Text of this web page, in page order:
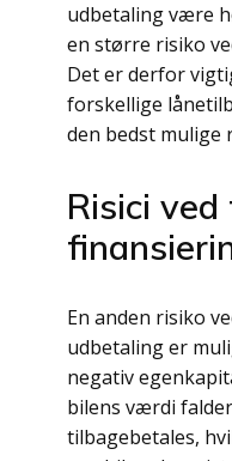
udbetaling være
en større risiko
Det er derfor
forskellige
den bedst mulige
Risici ved
En anden risiko
udbetaling er
negativ
bilens værdi
tilbagebetales,